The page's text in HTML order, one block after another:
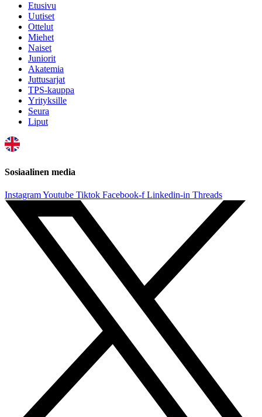
Etusivu
Uutiset
Ottelut
Miehet
Naiset
Juniorit
Akatemia
Juttusarjat
TPS-kauppa
Yrityksille
Seura
Liput
Sosiaalinen media
InstagramYoutube Tiktok Facebook-f Linkedin-in Threads